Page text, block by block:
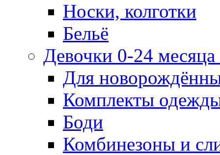
Носки, колготки
Бельё
Девочки 0-24
Для
Комплекты
Боди
Комбинезоны и